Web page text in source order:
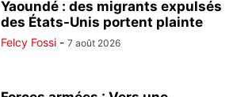
Yaoundé : des migrants expulsés
des États-Unis portent plainte
Felcy Fossi - 7 août 2026